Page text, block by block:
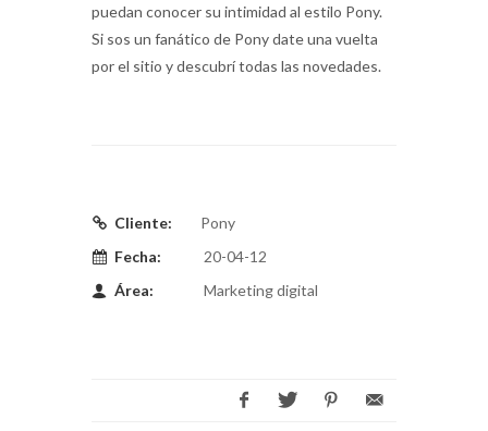
puedan conocer su intimidad al estilo Pony.
Si sos un fanático de Pony date una vuelta
por el sitio y descubrí todas las novedades.
Cliente:
Pony
Fecha:
20-04-12
Área:
Marketing digital